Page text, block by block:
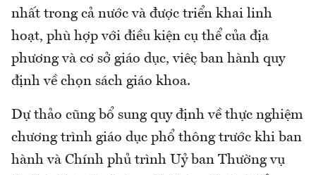
nhất trong cả nước và được triển khai linh
hoạt, phù hợp với điều kiện cụ thể của địa
phương và cơ sở giáo dục, việc ban hành quy
định về chọn sách giáo khoa.
Dự thảo cũng bổ sung quy định về thực nghiệm
chương trình giáo dục phổ thông trước khi ban
hành và Chính phủ trình Uỷ ban Thường vụ